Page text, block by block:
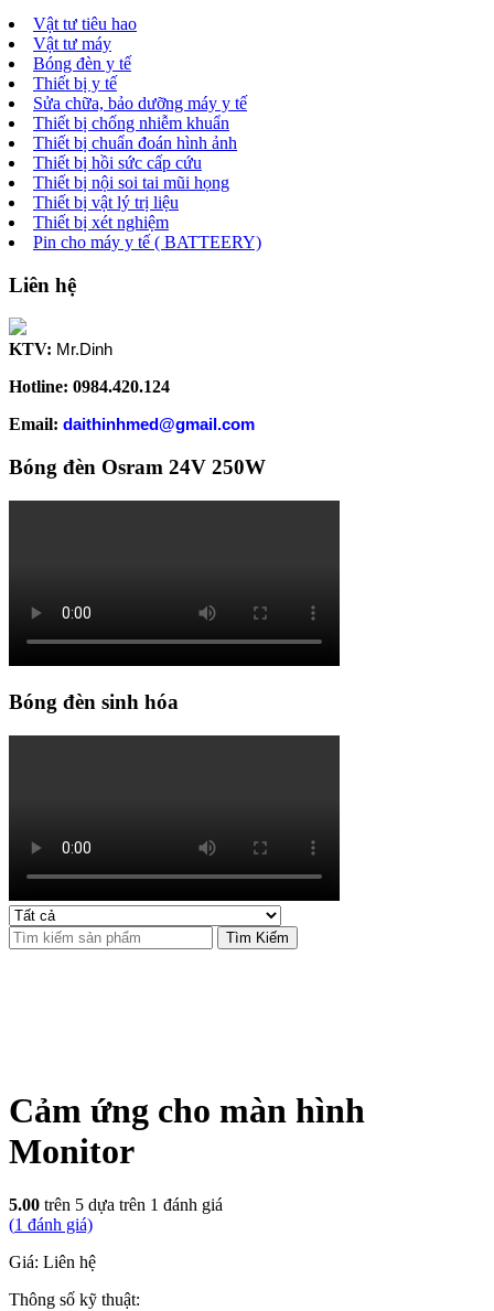
Vật tư tiêu hao
Vật tư máy
Bóng đèn y tế
Thiết bị y tế
Sửa chữa, bảo dưỡng máy y tế
Thiết bị chống nhiễm khuẩn
Thiết bị chuẩn đoán hình ảnh
Thiết bị hồi sức cấp cứu
Thiết bị nội soi tai mũi họng
Thiết bị vật lý trị liệu
Thiết bị xét nghiệm
Pin cho máy y tế ( BATTEERY)
Liên hệ
KTV: Mr.Dinh
Hotline: 0984.420.124
Email: daithinhmed@gmail.com
Bóng đèn Osram 24V 250W
Bóng đèn sinh hóa
Tìm Kiếm
Cảm ứng cho màn hình
Monitor
5.00 trên 5 dựa trên 1 đánh giá
(1 đánh giá)
Giá: Liên hệ
Thông số kỹ thuật: